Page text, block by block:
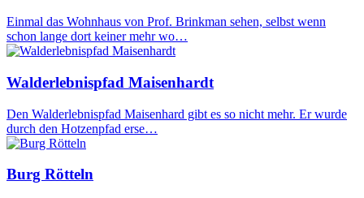
Einmal das Wohnhaus von Prof. Brinkman sehen, selbst wenn
schon lange dort keiner mehr wo…
Walderlebnispfad Maisenhardt
Den Walderlebnispfad Maisenhard gibt es so nicht mehr. Er wurde
durch den Hotzenpfad erse…
Burg Rötteln